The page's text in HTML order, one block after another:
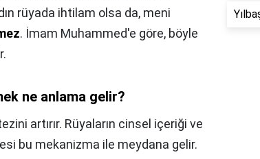
rüyada ihtilam olsa da, meni
. İmam Muhammed'e göre, böyle
ne anlama gelir?
artırır. Rüyaların cinsel içeriği ve
bu mekanizma ile meydana gelir.